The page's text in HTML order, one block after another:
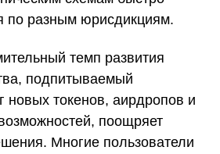
по разным юрисдикциям.
темп развития
подпитываемый
новых токенов, аирдропов и
поощряет
Многие пользователи